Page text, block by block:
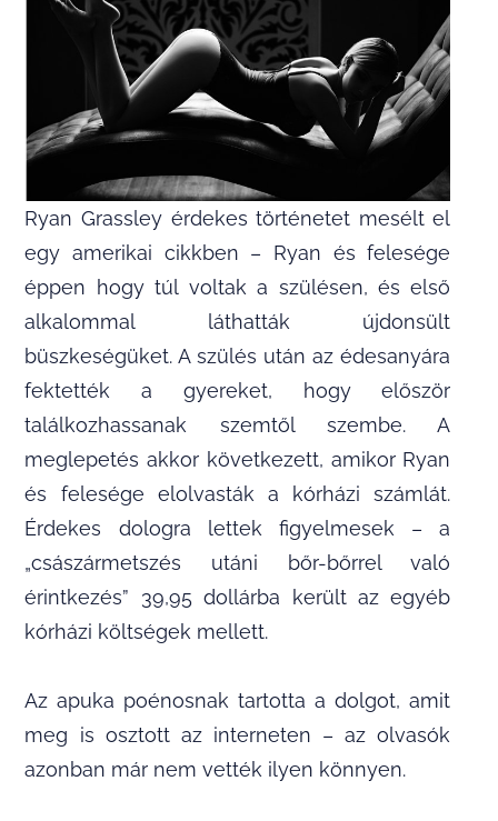
Ryan Grassley érdekes történetet mesélt el
egy amerikai cikkben – Ryan és felesége
éppen hogy túl voltak a szülésen, és első
alkalommal láthatták újdonsült
büszkeségüket. A szülés után az édesanyára
fektették a gyereket, hogy először
találkozhassanak szemtől szembe. A
meglepetés akkor következett, amikor Ryan
és felesége elolvasták a kórházi számlát.
Érdekes dologra lettek figyelmesek – a
„császármetszés utáni bőr-bőrrel való
érintkezés” 39,95 dollárba került az egyéb
kórházi költségek mellett.
Az apuka poénosnak tartotta a dolgot, amit
meg is osztott az interneten – az olvasók
azonban már nem vették ilyen könnyen.